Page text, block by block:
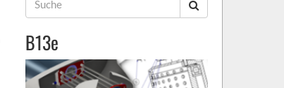
nach:
B13e